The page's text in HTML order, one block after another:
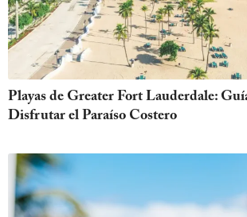
Playas de Greater Fort Lauderdale:
Disfrutar el Paraíso Costero